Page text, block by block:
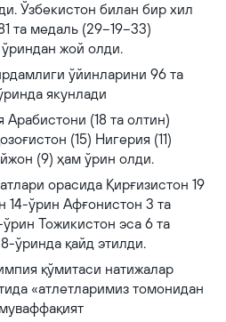
Ўзбекистон билан бир хил
та медаль (29−19−33)
жой олди.
Арабистони (18 та олтин)
(15) Нигерия (11)
(9) ҳам ўрин олди.
орасида Қирғизистон 19
14-ўрин Афғонистон 3 та
Тожикистон эса 6 та
ўринда қайд этилди.
қўмитаси натижалар
«атлетларимиз томонидан